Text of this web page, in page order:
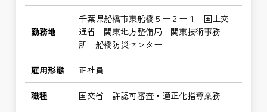
勤務地
千葉県船橋市東船橋５ー２ー１ 国土交
通省 関東地方整備局 関東技術事務
所 船橋防災センター
雇用形態 正社員
職種 国交省 許認可審査・適正化指導業務